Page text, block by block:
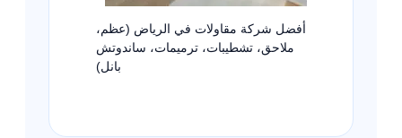
أفضل شركة مقاولات في الرياض (عظم،
ملاحق، تشطيبات، ترميمات، ساندوتش
بانل)